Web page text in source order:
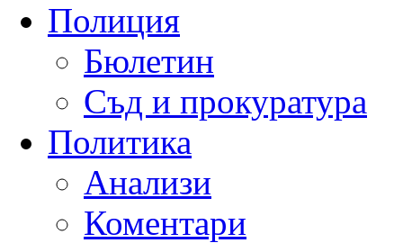
Полиция
Бюлетин
Съд и прокуратура
Политика
Анализи
Коментари